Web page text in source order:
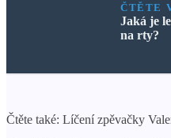
ČTĚTE
Jaká je
na rty?
Čtěte také: Líčení zpěvačky